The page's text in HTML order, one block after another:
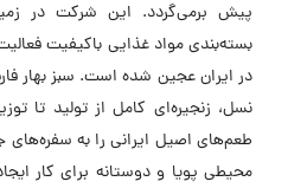
پیش برمی‌گردد. این شرکت در
بسته‌بندی مواد غذایی باکیفیت
در ایران عجین شده است. سبز بهار
نسل، زنجیره‌ای کامل از تولید تا
طعم‌های اصیل ایرانی را به
محیطی پویا و دوستانه برای کار